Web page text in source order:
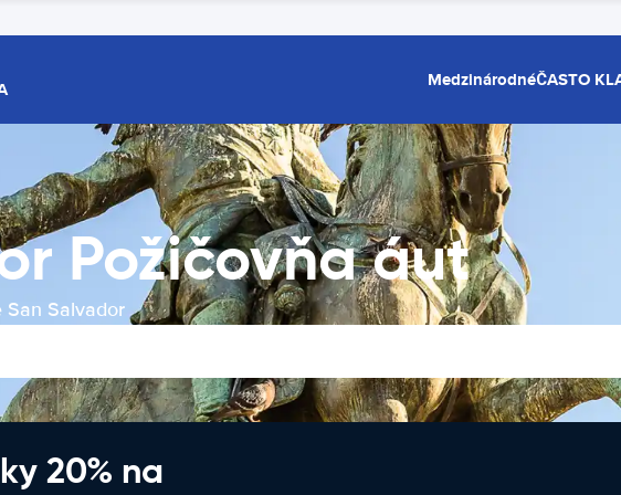
MedzinárodnéČASTO
Požičovňa áut
Salvador
20% na